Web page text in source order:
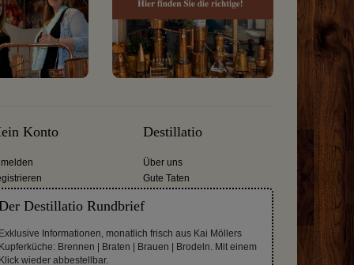
Konto Destillatio
Über uns
Gute Taten
Destillatio Rundbrief
Informationen, monatlich frisch aus Kai Möllers
Brennen | Braten | Brauen | Brodeln. Mit einem
wieder abbestellbar.